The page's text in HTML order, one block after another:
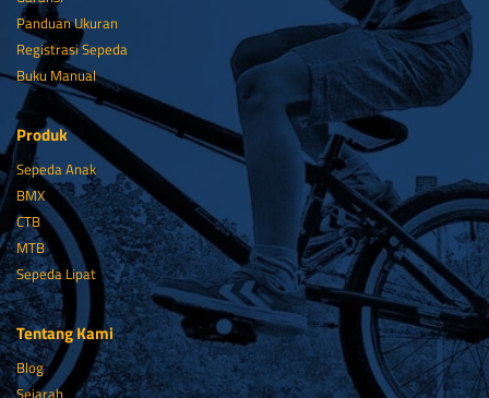
Panduan Ukuran
Registrasi Sepeda
Buku Manual
Produk
Sepeda Anak
BMX
CTB
MTB
Sepeda Lipat
Tentang Kami
Blog
Sejarah